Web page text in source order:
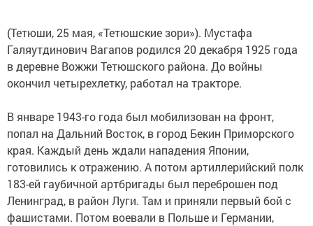
(Тетюши, 25 мая, «Тетюшские зори»). Мустафа
Галяутдинович Вагапов родился 20 декабря 1925 года
в деревне Вожжи Тетюшского района. До войны
окончил четырехлетку, работал на тракторе.
В январе 1943-го года был мобилизован на фронт,
попал на Дальний Восток, в город Бекин Приморского
края. Каждый день ждали нападения Японии,
готовились к отражению. А потом артиллерийский полк
183-ей гаубичной артбригады был переброшен под
Ленинград, в район Луги. Там и приняли первый бой с
фашистами. Потом воевали в Польше и Германии,